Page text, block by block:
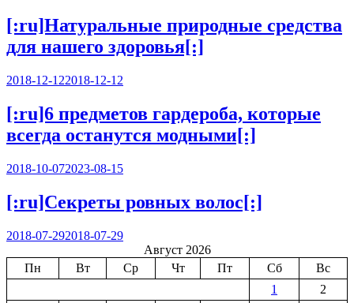
[:ru]Натуральные природные средства
для нашего здоровья[:]
2018-12-122018-12-12
[:ru]6 предметов гардероба, которые
всегда останутся модными[:]
2018-10-072023-08-15
[:ru]Секреты ровных волос[:]
2018-07-292018-07-29
Август 2026
Пн
Вт Ср Чт Пт Сб
Вс
1
2